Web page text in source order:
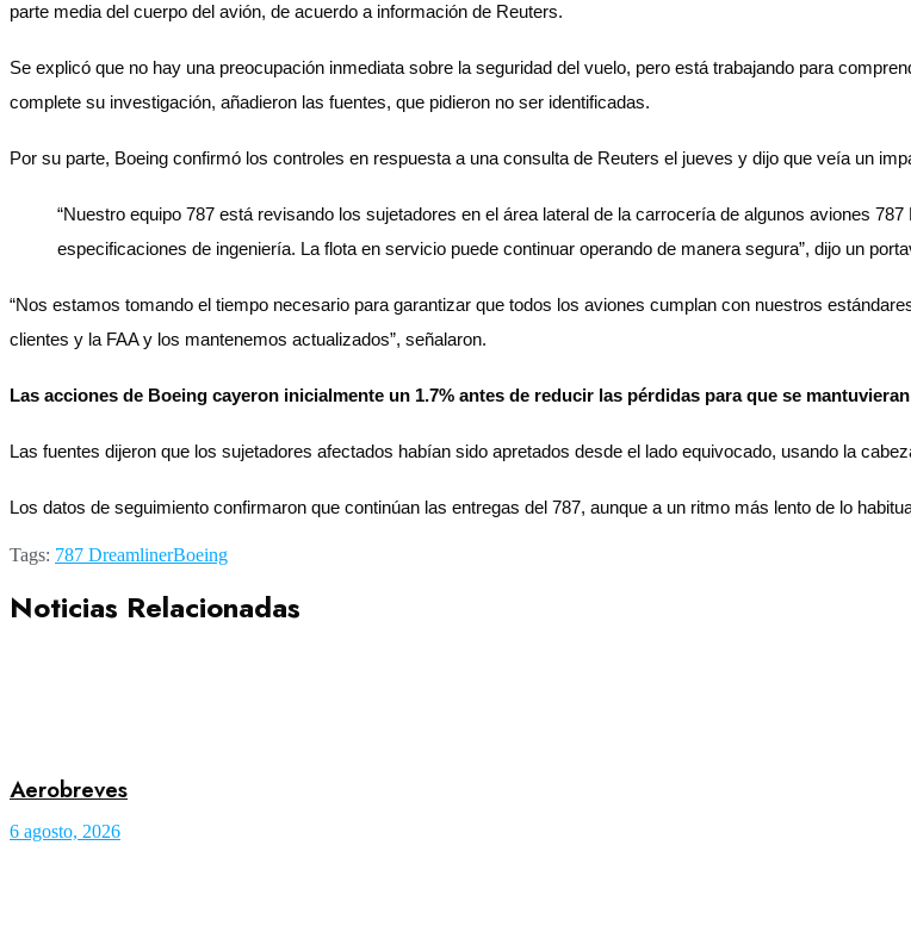
parte media del cuerpo del avión, de acuerdo a información de Reuters.
Se explicó que no hay una preocupación inmediata sobre la seguridad del vuelo, pero está trabajando para
complete su investigación, añadieron las fuentes, que pidieron no ser identificadas.
Por su parte, Boeing confirmó los controles en respuesta a una consulta de Reuters el jueves y dijo que veía un
“Nuestro equipo 787 está revisando los sujetadores en el área lateral de la carrocería de algunos aviones
especificaciones de ingeniería. La flota en servicio puede continuar operando de manera segura”, dijo un
“Nos estamos tomando el tiempo necesario para garantizar que todos los aviones cumplan con nuestros
clientes y la FAA y los mantenemos actualizados”, señalaron.
Las acciones de Boeing cayeron inicialmente un 1.7% antes de reducir las pérdidas para que se
Las fuentes dijeron que los sujetadores afectados habían sido apretados desde el lado equivocado, usando la
Los datos de seguimiento confirmaron que continúan las entregas del 787, aunque a un ritmo más lento de lo
Tags: 787 DreamlinerBoeing
Noticias Relacionadas
Aerobreves
6 agosto, 2026